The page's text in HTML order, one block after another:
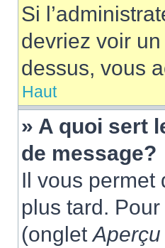
Si
devriez voir
dessus, vous
Haut
» A quoi sert
de message?
Il vous permet
plus tard.
(onglet